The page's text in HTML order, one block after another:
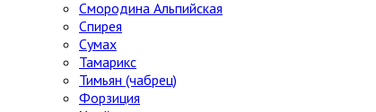
Смородина Альпийская
Спирея
Сумах
Тамарикс
Тимьян (чабрец)
Форзиция